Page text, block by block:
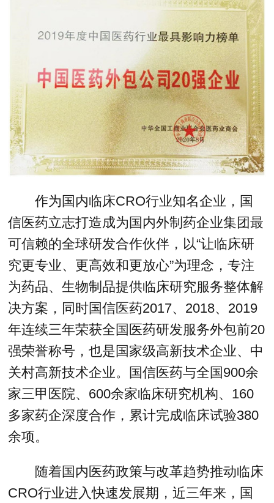
作为国内临床CRO行业知名企业，国
信医药立志打造成为国内外制药企业集团最
可信赖的全球研发合作伙伴，以“让临床研
究更专业、更高效和更放心”为理念，专注
为药品、生物制品提供临床研究服务整体解
决方案，同时国信医药2017、2018、2019
年连续三年荣获全国医药研发服务外包前20
强荣誉称号，也是国家级高新技术企业、中
关村高新技术企业。国信医药与全国900余
家三甲医院、600余家临床研究机构、160
多家药企深度合作，累计完成临床试验380
余项。
随着国内医药政策与改革趋势推动临床
CRO行业进入快速发展期，近三年来，国